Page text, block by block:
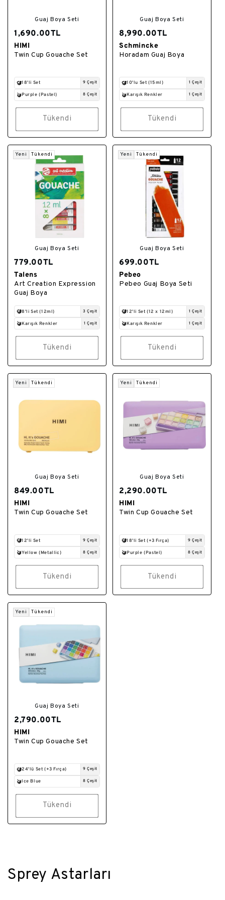
Guaj Boya Seti
1,690.00TL
Satıcı:
HIMI
Twin Cup Gouache Set
18'li Set 9 Çeşit
Purple (Pastel) 8 Çeşit
Tükendi
Guaj Boya Seti
8,990.00TL
Satıcı:
Schmincke
Horadam Guaj Boya
10'lu Set (15ml) 1 Çeşit
Karışık Renkler 1 Çeşit
Tükendi
Yeni Tükendi
Guaj Boya Seti
779.00TL
Satıcı:
Talens
Art Creation Expression
Guaj Boya
8'li Set (12ml) 3 Çeşit
Karışık Renkler 1 Çeşit
Tükendi
Yeni Tükendi
Guaj Boya Seti
699.00TL
Satıcı:
Pebeo
Pebeo Guaj Boya Seti
12'li Set (12 x 12ml) 1 Çeşit
Karışık Renkler 1 Çeşit
Tükendi
Yeni Tükendi
Guaj Boya Seti
849.00TL
Satıcı:
HIMI
Twin Cup Gouache Set
12'li Set 9 Çeşit
Yellow (Metallic) 8 Çeşit
Tükendi
Yeni Tükendi
Guaj Boya Seti
2,290.00TL
Satıcı:
HIMI
Twin Cup Gouache Set
18'li Set (+3 Fırça) 9 Çeşit
Purple (Pastel) 8 Çeşit
Tükendi
Yeni Tükendi
Guaj Boya Seti
2,790.00TL
Satıcı:
HIMI
Twin Cup Gouache Set
24'lü Set (+3 Fırça) 9 Çeşit
Ice Blue 8 Çeşit
Tükendi
K
Sprey Astarları